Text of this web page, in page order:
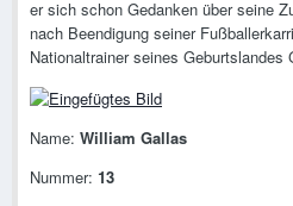
er sich schon Gedanken über seine
nach Beendigung seiner
Nationaltrainer seines Geburtslandes
Name: William Gallas
Nummer: 13